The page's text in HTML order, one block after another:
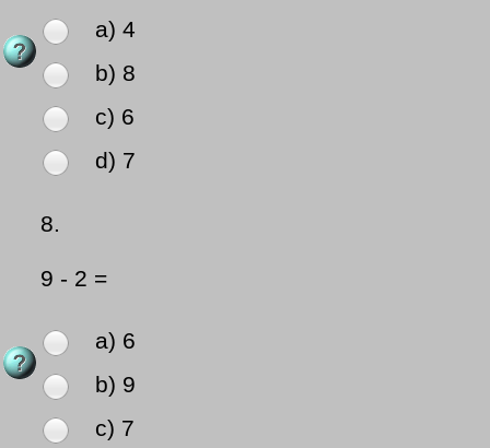
a) 4
b) 8
c) 6
d) 7
8.
9 - 2 =
a) 6
b) 9
c) 7